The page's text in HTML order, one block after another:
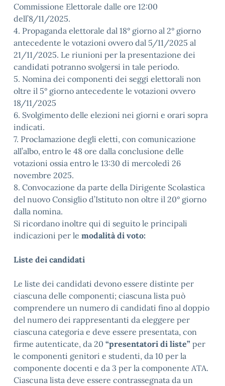
Commissione Elettorale dalle ore 12:00
dell’8/11/2025.
4. Propaganda elettorale dal 18° giorno al 2° giorno
antecedente le votazioni ovvero dal 5/11/2025 al
21/11/2025. Le riunioni per la presentazione dei
candidati potranno svolgersi in tale periodo.
5. Nomina dei componenti dei seggi elettorali non
oltre il 5° giorno antecedente le votazioni ovvero
18/11/2025
6. Svolgimento delle elezioni nei giorni e orari sopra
indicati.
7. Proclamazione degli eletti, con comunicazione
all’albo, entro le 48 ore dalla conclusione delle
votazioni ossia entro le 13:30 di mercoledì 26
novembre 2025.
8. Convocazione da parte della Dirigente Scolastica
del nuovo Consiglio d’Istituto non oltre il 20° giorno
dalla nomina.
Si ricordano inoltre qui di seguito le principali
indicazioni per le modalità di voto:
Liste dei candidati
Le liste dei candidati devono essere distinte per
ciascuna delle componenti; ciascuna lista può
comprendere un numero di candidati fino al doppio
del numero dei rappresentanti da eleggere per
ciascuna categoria e deve essere presentata, con
firme autenticate, da 20 “presentatori di liste” per
le componenti genitori e studenti, da 10 per la
componente docenti e da 3 per la componente ATA.
Ciascuna lista deve essere contrassegnata da un